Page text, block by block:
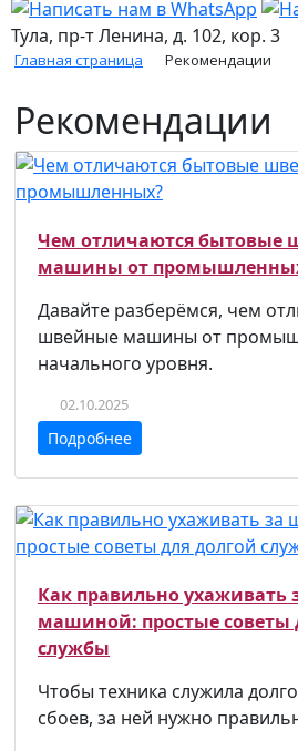
Тула, пр-т Ленина, д. 102, кор. 3
Главная страница Рекомендации
Рекомендации
Чем отличаются бытовые
машины от
Давайте разберёмся, чем
швейные машины от
начального уровня.
02.10.2025
Подробнее
Как правильно ухаживать
машиной: простые советы
службы
Чтобы техника служила
сбоев, за ней нужно